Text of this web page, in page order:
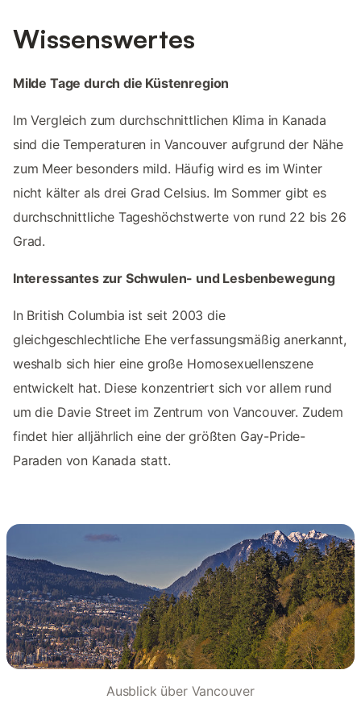
Wissenswertes
Milde Tage durch die Küstenregion
Im Vergleich zum durchschnittlichen Klima in Kanada
sind die Temperaturen in Vancouver aufgrund der Nähe
zum Meer besonders mild. Häufig wird es im Winter
nicht kälter als drei Grad Celsius. Im Sommer gibt es
durchschnittliche Tageshöchstwerte von rund 22 bis 26
Grad.
Interessantes zur Schwulen- und Lesbenbewegung
In British Columbia ist seit 2003 die
gleichgeschlechtliche Ehe verfassungsmäßig anerkannt,
weshalb sich hier eine große Homosexuellenszene
entwickelt hat. Diese konzentriert sich vor allem rund
um die Davie Street im Zentrum von Vancouver. Zudem
findet hier alljährlich eine der größten Gay-Pride-
Paraden von Kanada statt.
Ausblick über Vancouver